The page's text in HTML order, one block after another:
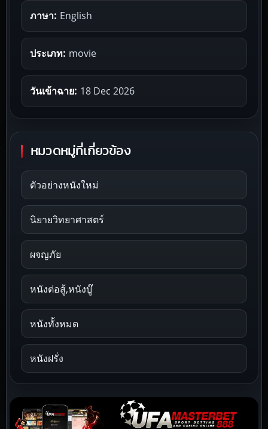
ภาษา: English
ประเภท: movie
วันเข้าฉาย: 18 Dec 2026
หมวดหมู่ที่เกี่ยวข้อง
ตัวอย่างหนังใหม่
นิยายวิทยาศาสตร์
ผจญภัย
หนังต่อสู้,หนังบู๊
หนังทั้งหมด
หนังฝรั่ง